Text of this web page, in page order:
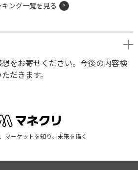
キング一覧を見る
をお寄せください。今後の内容検
だきます。
マーケットを知り、未来を描く